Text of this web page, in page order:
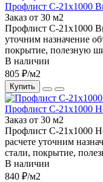
Профлист С-21х1000
Заказ от 30 м2
Профлист С-21х1000
уточним назначение
покрытие, полезную
В наличии
805 ₽/м2
Купить
Профлист С-21х1000
Заказ от 30 м2
Профлист С-21х1000
расчете уточним
стали, покрытие,
В наличии
840 ₽/м2